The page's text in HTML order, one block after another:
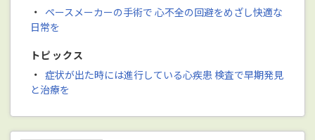
・ ペースメーカーの手術で 心不全の回避をめざし快適な
日常を
トピックス
・ 症状が出た時には進行している心疾患 検査で早期発見
と治療を